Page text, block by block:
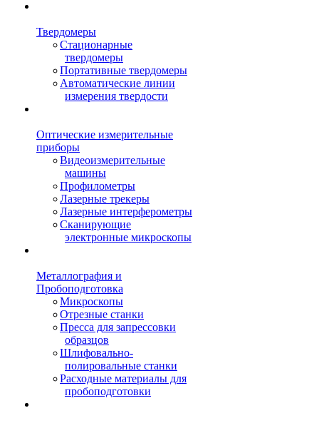
Твердомеры
Стационарные
твердомеры
Портативные твердомеры
Автоматические линии
измерения твердости
Оптические измерительные
приборы
Видеоизмерительные
машины
Профилометры
Лазерные трекеры
Лазерные интерферометры
Сканирующие
электронные микроскопы
Металлография и
Пробоподготовка
Микроскопы
Отрезные станки
Пресса для запрессовки
образцов
Шлифовально-
полировальные станки
Расходные материалы для
пробоподготовки